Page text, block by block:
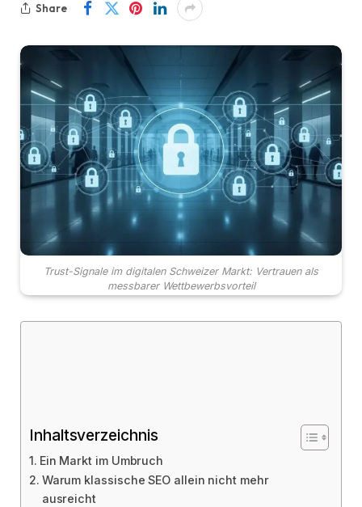
Share
Trust-Signale im digitalen Schweizer Markt: Vertrauen als
messbarer Wettbewerbsvorteil
Inhaltsverzeichnis
Ein Markt im Umbruch
Warum klassische SEO allein nicht mehr
ausreicht